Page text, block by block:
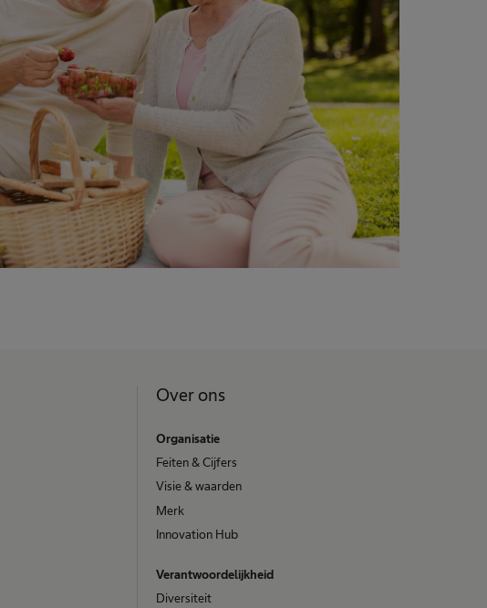
Over ons
Organisatie
Feiten & Cijfers
Visie & waarden
Merk
Innovation Hub
Verantwoordelijkheid
Diversiteit